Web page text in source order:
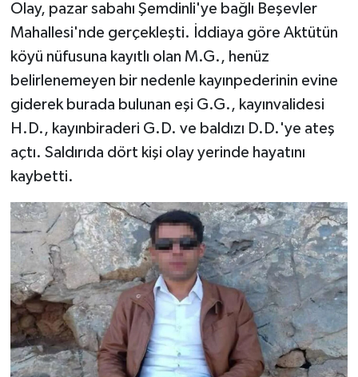
Olay, pazar sabahı Şemdinli'ye bağlı Beşevler
Mahallesi'nde gerçekleşti. İddiaya göre Aktütün
köyü nüfusuna kayıtlı olan M.G., henüz
belirlenemeyen bir nedenle kayınpederinin evine
giderek burada bulunan eşi G.G., kayınvalidesi
H.D., kayınbiraderi G.D. ve baldızı D.D.'ye ateş
açtı. Saldırıda dört kişi olay yerinde hayatını
kaybetti.